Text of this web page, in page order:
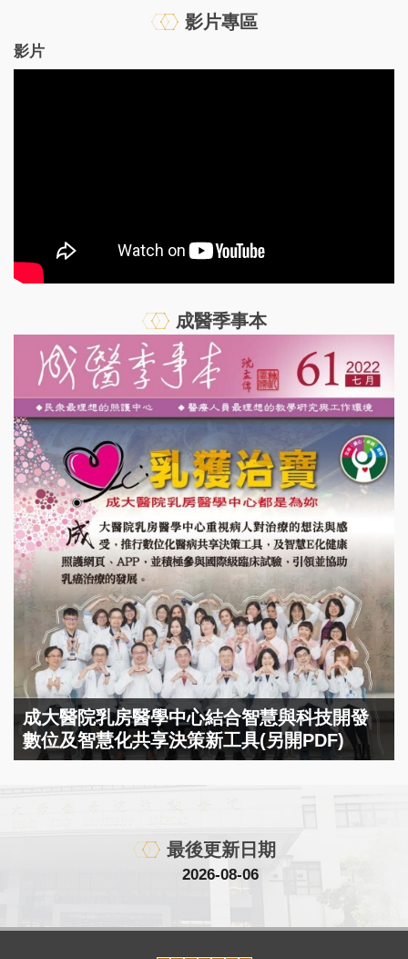
影片專區
影片
成醫季事本
成大醫院乳房醫學中心結合智慧與科技開發
數位及智慧化共享決策新工具(另開PDF)
最後更新日期
2026-08-06